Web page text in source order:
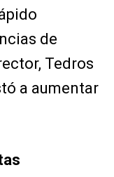
de
Tedros
a aumentar